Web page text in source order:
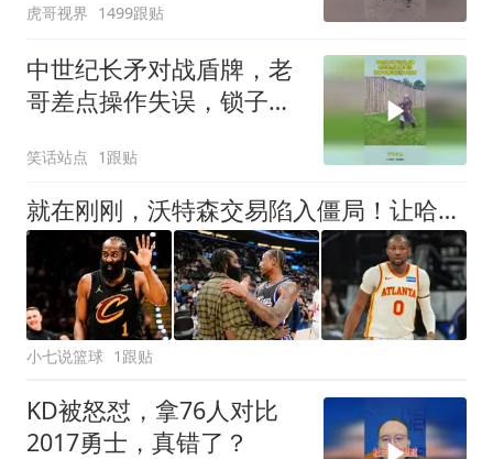
虎哥视界 1499跟贴
中世纪长矛对战盾牌，老
哥差点操作失误，锁子甲
笑话站点 1跟贴
就在刚刚，沃特森交易陷入僵局！让哈登白白等待两月，骑士该醒悟了，争取库明加
小七说篮球 1跟贴
KD被怒怼，拿76人对比
2017勇士，真错了？